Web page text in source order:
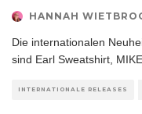
HANNAH
Die internationalen
sind Earl Sweatshirt,
INTERNATIONALE RELEASES